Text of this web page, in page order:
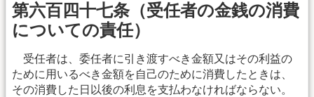
第六百四十七条（受任者の金銭の消費
についての責任）
受任者は、委任者に引き渡すべき金額又はその利益の
ために用いるべき金額を自己のために消費したときは、
その消費した日以後の利息を支払わなければならない。